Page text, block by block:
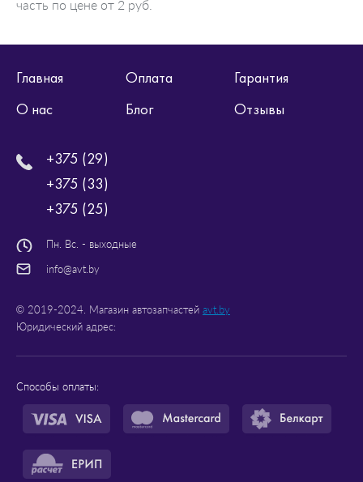
часть по цене от 2 руб.
Главная Оплата
Гарантия
О нас
Блог Отзывы
+375 (29)
+375 (33)
+375 (25)
Пн. Вс. - выходные
info@avt.by
© 2019-2024. Магазин автозапчастей avt.by
Юридический адрес:
Способы оплаты: